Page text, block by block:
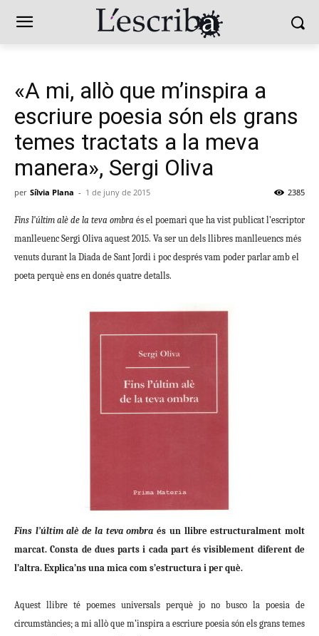
«A mi, allò que m’inspira a
escriure poesia són els grans
temes tractats a la meva
manera», Sergi Oliva
per Sílvia Plana - 1 de juny de 2015 2385
Fins l’últim alè de la teva ombra és el poemari que ha vist publicat l’escriptor
manlleuenc Sergi Oliva aquest 2015. Va ser un dels llibres manlleuencs més
venuts durant la Diada de Sant Jordi i poc després vam poder parlar amb el
poeta perquè ens en donés quatre detalls.
Fins l’últim alè de la teva ombra és un llibre estructuralment molt
marcat. Consta de dues parts i cada part és visiblement diferent de
l’altra. Explica’ns una mica com s’estructura i per què.
Aquest llibre té poemes universals perquè jo no busco la poesia de
circumstàncies; a mi allò que m’inspira a escriure poesia són els grans temes